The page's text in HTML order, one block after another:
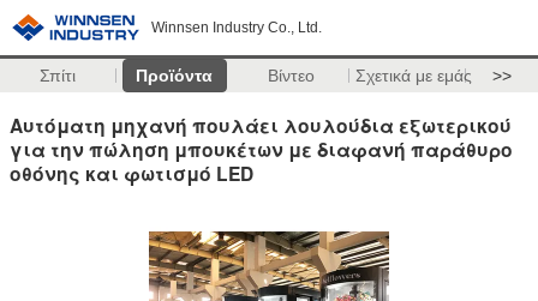
Winnsen Industry Co., Ltd.
Σπίτι Προϊόντα Βίντεο Σχετικά με εμάς >>
Αυτόματη μηχανή πουλάει λουλούδια εξωτερικού
για την πώληση μπουκέτων με διαφανή παράθυρο
οθόνης και φωτισμό LED